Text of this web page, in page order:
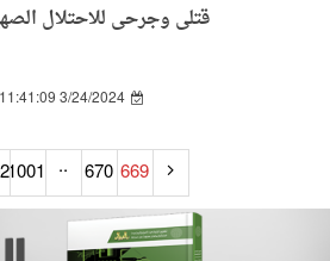
قتلى وجرحى للاحتلال
3/24/2024 11:41:09 AM
669
670
..
1001
1002